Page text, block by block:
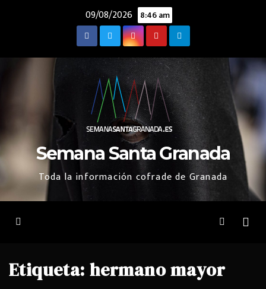
09/08/2026 8:46 am
Semana Santa Granada
Toda la información cofrade de Granada
Etiqueta:hermano mayor